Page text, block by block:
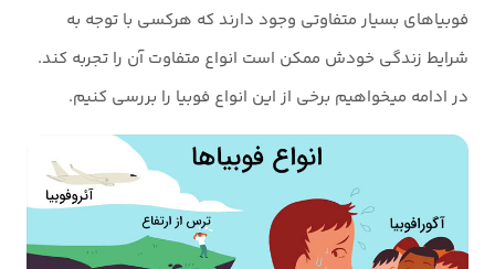
فوبیاهای بسیار متفاوتی وجود دارند که هرکسی با توجه به
شرایط زندگی خودش ممکن است انواع متفاوت آن را تجربه کند.
در ادامه میخواهیم برخی از این انواع فوبیا را بررسی کنیم.